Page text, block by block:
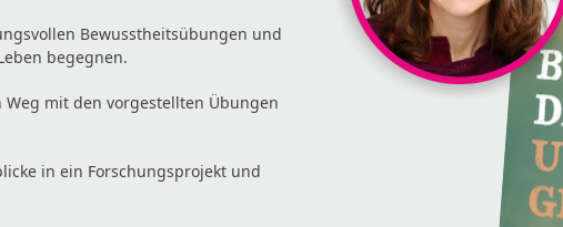
Bewusstheitsübungen und
begegnen.
mit den vorgestellten Übungen
in ein Forschungsprojekt und